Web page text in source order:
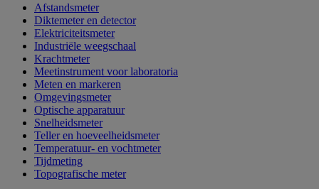
Afstandsmeter
Diktemeter en detector
Elektriciteitsmeter
Industriële weegschaal
Krachtmeter
Meetinstrument voor laboratoria
Meten en markeren
Omgevingsmeter
Optische apparatuur
Snelheidsmeter
Teller en hoeveelheidsmeter
Temperatuur- en vochtmeter
Tijdmeting
Topografische meter